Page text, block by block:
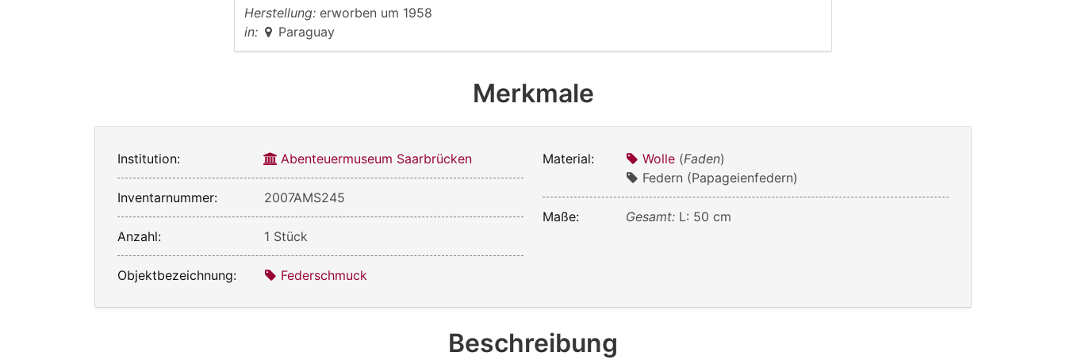
Herstellung: erworben um 1958
in:
Paraguay
Merkmale
Institution: Abenteuermuseum Saarbrücken
Inventarnummer: 2007AMS245
Anzahl: 1 Stück
Objektbezeichnung: Federschmuck
Material: Wolle (Faden)
Federn (Papageienfedern)
Maße: Gesamt: L: 50 cm
Beschreibung